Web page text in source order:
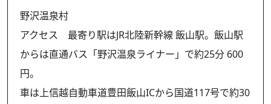
野沢温泉村
アクセス 最寄り駅はJR北陸新幹線 飯山駅。飯山駅
からは直通バス「野沢温泉ライナー」で約25分 600
円。
車は上信越自動車道豊田飯山ICから国道117号で約30